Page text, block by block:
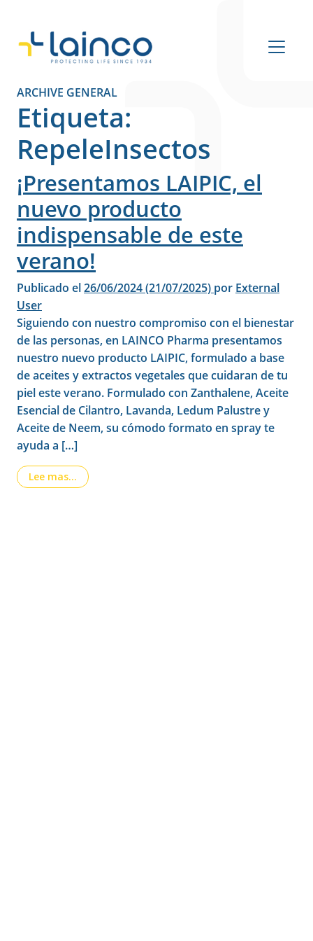
Navegación principal
ARCHIVE GENERAL
Etiqueta:
RepeleInsectos
¡Presentamos LAIPIC, el
nuevo producto
indispensable de este
verano!
Publicado el26/06/2024(21/07/2025) por External
User
Siguiendo con nuestro compromiso con el bienestar
de las personas, en LAINCO Pharma presentamos
nuestro nuevo producto LAIPIC, formulado a base
de aceites y extractos vegetales que cuidaran de tu
piel este verano. Formulado con Zanthalene, Aceite
Esencial de Cilantro, Lavanda, Ledum Palustre y
Aceite de Neem, su cómodo formato en spray te
ayuda a […]
Lee mas… from ¡Presentamos LAIPIC, el nuevo producto